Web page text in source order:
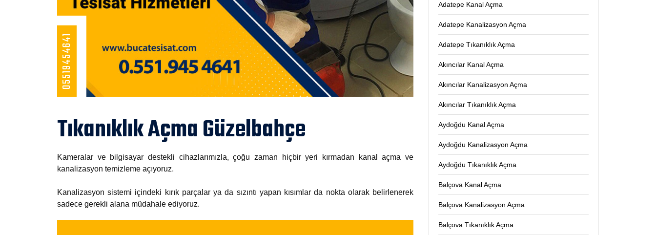
05519454641
Tıkanıklık Açma Güzelbahçe
Kameralar ve bilgisayar destekli cihazlarımızla, çoğu zaman hiçbir yeri kırmadan kanal açma ve
kanalizasyon temizleme açıyoruz.
Kanalizasyon sistemi içindeki kırık parçalar ya da sızıntı yapan kısımlar da nokta olarak belirlenerek
sadece gerekli alana müdahale ediyoruz.
Adatepe Kanal Açma
Adatepe Kanalizasyon Açma
Adatepe Tıkanıklık Açma
Akıncılar Kanal Açma
Akıncılar Kanalizasyon Açma
Akıncılar Tıkanıklık Açma
Aydoğdu Kanal Açma
Aydoğdu Kanalizasyon Açma
Aydoğdu Tıkanıklık Açma
Balçova Kanal Açma
Balçova Kanalizasyon Açma
Balçova Tıkanıklık Açma